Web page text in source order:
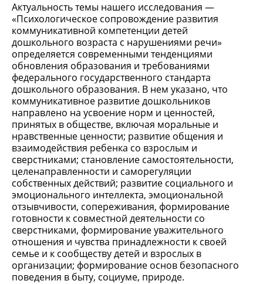
Актуальность темы нашего исследования —
«Психологическое сопровождение развития
коммуникативной компетенции детей
дошкольного возраста с нарушениями речи»
определяется современными тенденциями
обновления образования и требованиями
федерального государственного стандарта
дошкольного образования. В нем указано, что
коммуникативное развитие дошкольников
направлено на усвоение норм и ценностей,
принятых в обществе, включая моральные и
нравственные ценности; развитие общения и
взаимодействия ребенка со взрослым и
сверстниками; становление самостоятельности,
целенаправленности и саморегуляции
собственных действий; развитие социального и
эмоционального интеллекта, эмоциональной
отзывчивости, сопереживания, формирование
готовности к совместной деятельности со
сверстниками, формирование уважительного
отношения и чувства принадлежности к своей
семье и к сообществу детей и взрослых в
организации; формирование основ безопасного
поведения в быту, социуме, природе.